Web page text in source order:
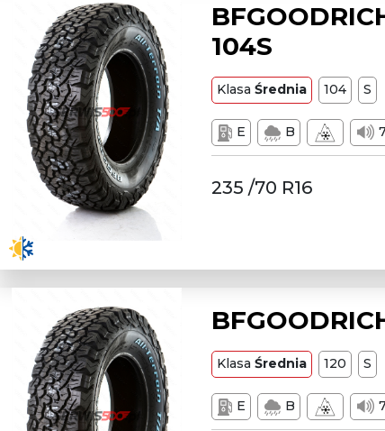
104S
Klasa Średnia 104 S
E B
235 /70 R16
Klasa Średnia 120 S
E B